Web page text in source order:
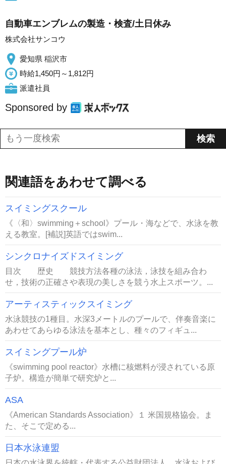
自動車エンブレムの製造・検査/土日休み
株式会社サンコウ
愛知県 稲沢市
時給1,450円～1,812円
派遣社員
Sponsored by
関連語をあわせて調べる
スイミングスクール
《〈和〉swimming＋school》プール・海などで、水泳を教
える教室。[補説]英語ではswim...
シンクロナイズドスイミング
目次 歴史 競技方法各種の泳法，泳技を組み合わ
せ，技術の正確さや表現の美しさを競う水上スポーツ。...
アーティスティックスイミング
水泳競技の1種目。水深3メートルのプールで、伴奏音楽に
あわせてあらゆる泳法を基本とし、種々のフィギュ...
スイミングプール炉
《swimming pool reactor》水槽に核燃料が浸されている原
子炉。構造が簡単で研究炉と...
ASA
《American Standards Association》１ 米国規格協会。ま
た、そこで定める...
日本水泳連盟